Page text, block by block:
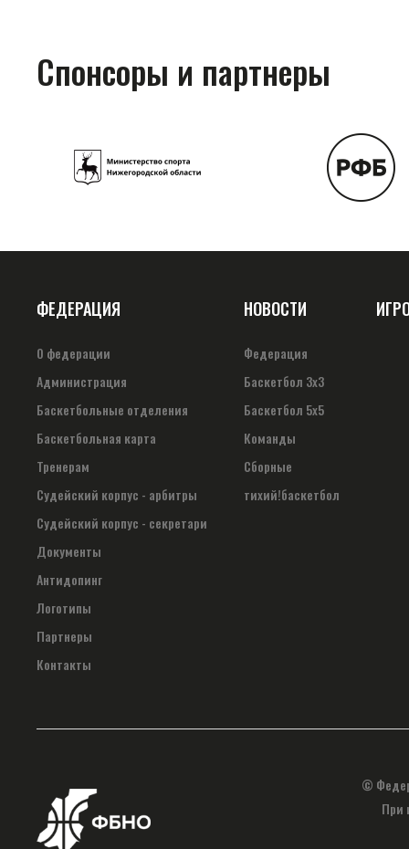
Спонсоры и партнеры
ФЕДЕРАЦИЯ
О федерации
Администрация
Баскетбольные отделения
Баскетбольная карта
Тренерам
Судейский корпус - арбитры
Судейский корпус - секретари
Документы
Антидопинг
Логотипы
Партнеры
Контакты
НОВОСТИ
Федерация
Баскетбол 3х3
Баскетбол 5х5
Команды
Сборные
тихий!баскетбол
©
При